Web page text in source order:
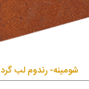
شومینه- رندوم لب گرد